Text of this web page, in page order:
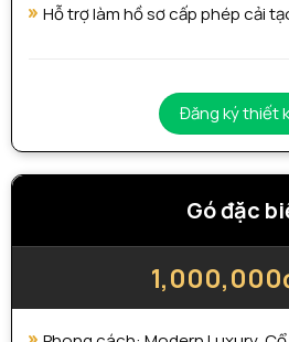
Hỗ trợ làm hồ sơ cấp phép cải
Đăng ký thiết
Gó đặc